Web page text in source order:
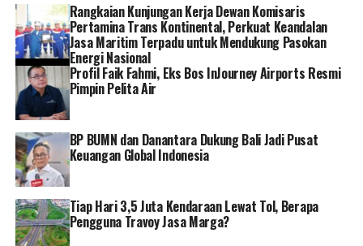
Rangkaian Kunjungan Kerja Dewan Komisaris
Pertamina Trans Kontinental, Perkuat Keandalan
Jasa Maritim Terpadu untuk Mendukung Pasokan
Energi Nasional
Profil Faik Fahmi, Eks Bos InJourney Airports Resmi
Pimpin Pelita Air
BP BUMN dan Danantara Dukung Bali Jadi Pusat
Keuangan Global Indonesia
Tiap Hari 3,5 Juta Kendaraan Lewat Tol, Berapa
Pengguna Travoy Jasa Marga?